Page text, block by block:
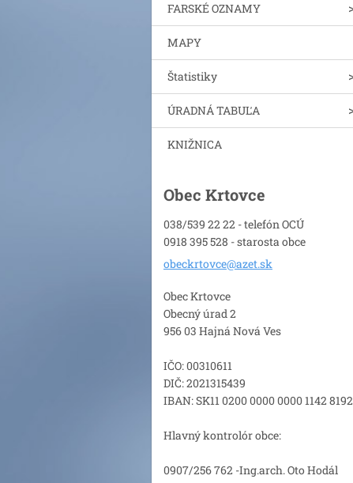
FARSKÉ OZNAMY
MAPY
Štatistiky
ÚRADNÁ TABUĽA
KNIŽNICA
Obec Krtovce
038/539 22 22 - telefón OCÚ
0918 395 528 - starosta obce
obeckrtovce@azet.sk
Obec Krtovce
Obecný úrad 2
956 03 Hajná Nová Ves
IČO: 00310611
DIČ: 2021315439
IBAN: SK11 0200 0000 0000 1142 8192
Hlavný kontrolór obce:
0907/256 762 -Ing.arch. Oto Hodál